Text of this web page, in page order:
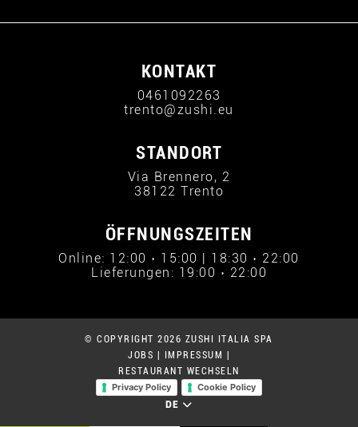
KONTAKT
0461092263
trento@zushi.eu
STANDORT
Via Brennero, 2
38122 Trento
ÖFFNUNGSZEITEN
Online: 12:00 › 15:00 | 18:30 › 22:00
Lieferungen: 19:00 › 22:00
© COPYRIGHT 2026 ZUSHI ITALIA SPA
JOBS
IMPRESSUM
RESTAURANT WECHSELN
Privacy Policy
Cookie Policy
DE